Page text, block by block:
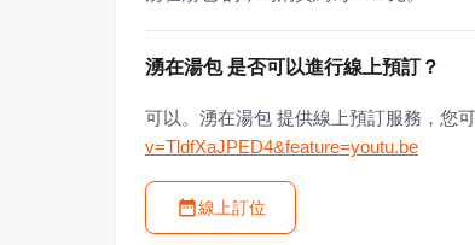
湧在湯包 是否可以進行線上預訂？
可以。湧在湯包 提供線上預訂服務，您
v=TldfXaJPED4&feature=youtu.be
線上訂位